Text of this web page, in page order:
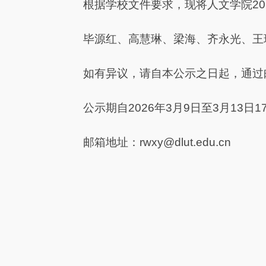
根据学校文件要求，现将人文学院
毕源红、高慧琳、梁海、齐永光、
如有异议，请自本公示之日起，通
公示期自2026年3月9日至3月13日
邮箱地址：rwxy@dlut.edu.cn